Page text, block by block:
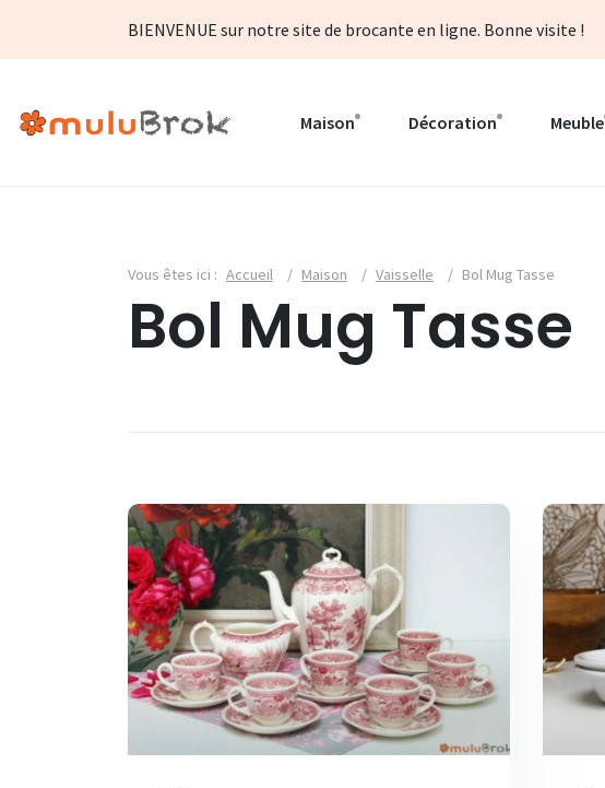
BIENVENUE sur notre site de brocante en ligne. Bonne visite !
Maison Décoration Meuble
Vous êtes ici : Accueil / Maison / Vaisselle / Bol Mug Tasse
Bol Mug Tasse